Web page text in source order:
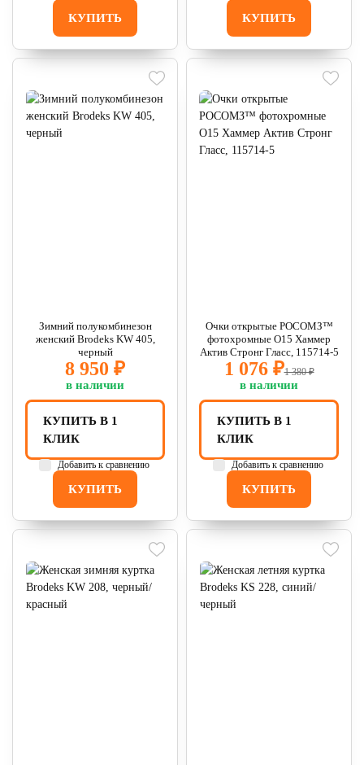
КУПИТЬ КУПИТЬ
Зимний полукомбинезон
женский Brodeks KW 405,
черный
8 950 ₽
в наличии
КУПИТЬ
КУПИТЬ В 1
КЛИК
Добавить к сравнению
Очки открытые РОСОМЗ™
фотохромные О15 Хаммер
Актив Стронг Гласс, 115714-5
1 076 ₽1 380 ₽
в наличии
КУПИТЬ
КУПИТЬ В 1
КЛИК
Добавить к сравнению